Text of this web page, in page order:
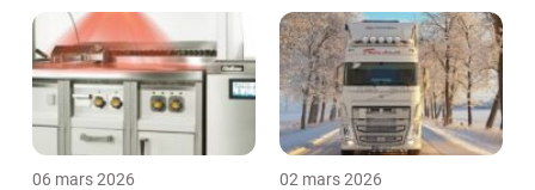
06 mars 2026 02 mars 2026